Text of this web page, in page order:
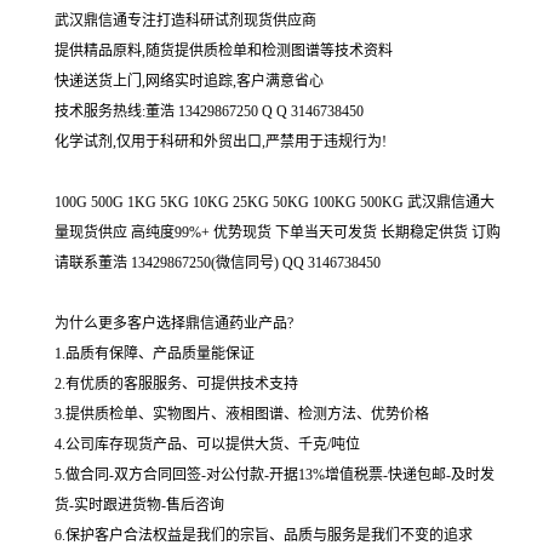
武汉鼎信通专注打造科研试剂现货供应商
提供精品原料,随货提供质检单和检测图谱等技术资料
快递送货上门,网络实时追踪,客户满意省心
技术服务热线:董浩 13429867250 Q Q 3146738450
化学试剂,仅用于科研和外贸出口,严禁用于违规行为!
100G 500G 1KG 5KG 10KG 25KG 50KG 100KG 500KG 武汉鼎信通大
量现货供应 高纯度99%+ 优势现货 下单当天可发货 长期稳定供货 订购
请联系董浩 13429867250(微信同号) QQ 3146738450
为什么更多客户选择鼎信通药业产品?
1.品质有保障、产品质量能保证
2.有优质的客服服务、可提供技术支持
3.提供质检单、实物图片、液相图谱、检测方法、优势价格
4.公司库存现货产品、可以提供大货、千克/吨位
5.做合同-双方合同回签-对公付款-开据13%增值税票-快递包邮-及时发
货-实时跟进货物-售后咨询
6.保护客户合法权益是我们的宗旨、品质与服务是我们不变的追求